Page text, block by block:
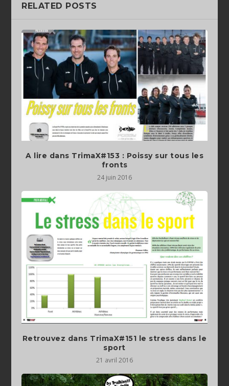
RELATED POSTS
A lire dans TrimaX#153 : Poissy sur tous les
fronts
24 juin 2016
Retrouvez dans TrimaX#151 le stress dans le
sport
21 avril 2016